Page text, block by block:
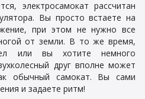
электросамокат рассчитан
Вы просто встаете на
при этом не нужно все
от земли. В то же время,
или вы хотите немного
друг вполне может
обычный самокат. Вы сами
и задаете ритм!